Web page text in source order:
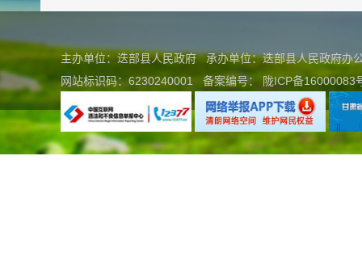
主办单位：迭部县人民政府 承办单位：迭部县人民政府
网站标识码：6230240001
备案编号： 陇ICP备16000083